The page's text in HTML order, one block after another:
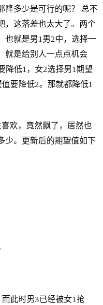
降多少是可行的呢？ 总不
，这落差也太大了。两个
也就是男1男2中，选择一
就是给别人一点点机会
降低1，女2选择男1期望
要降低2。那就都降低1
欢，竟然飘了，居然也
少。更新后的期望值如下
此时男3已经被女1抢